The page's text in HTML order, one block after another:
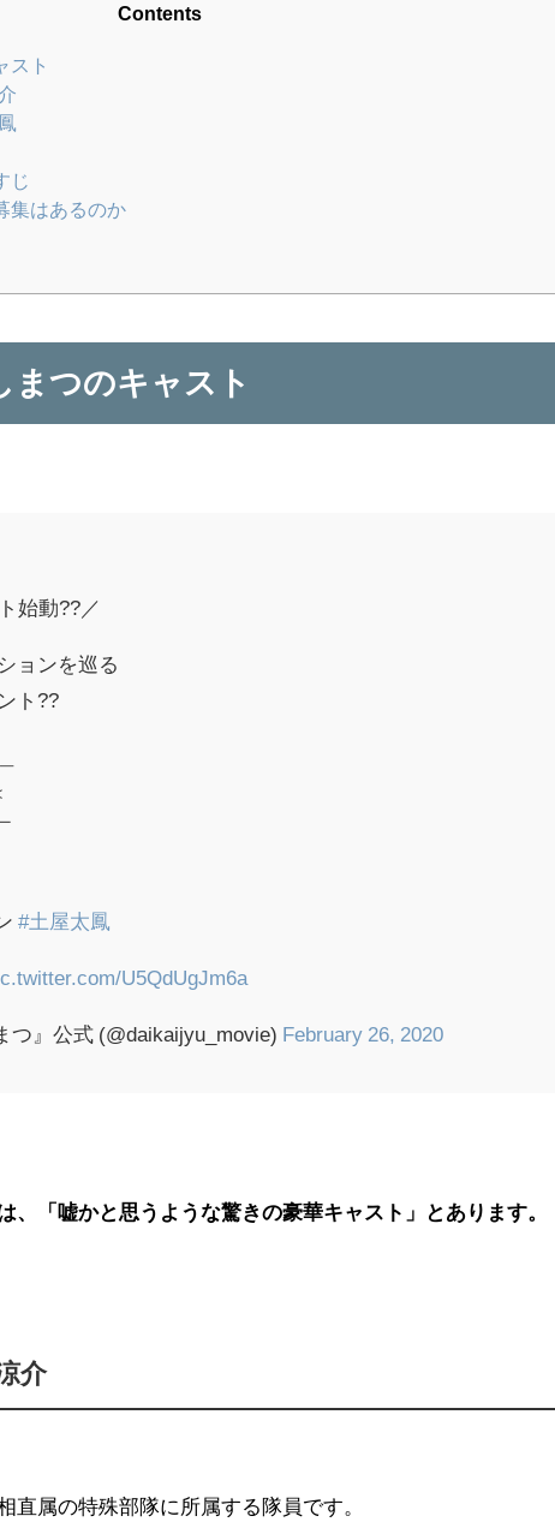
Contents
スト
じ
集はあるのか
まつのキャスト
始動??／
ョンを巡る
ト??
#土屋太鳳
U5QdUgJm6a
つ』公式 (@daikaijyu_movie) February 26, 2020
、「嘘かと思うような驚きの豪華キャスト」とあります。
介
直属の特殊部隊に所属する隊員です。